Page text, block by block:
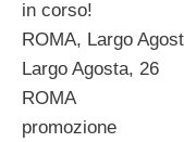
in corso!
ROMA, Largo
Largo Agosta, 26
ROMA
promozione